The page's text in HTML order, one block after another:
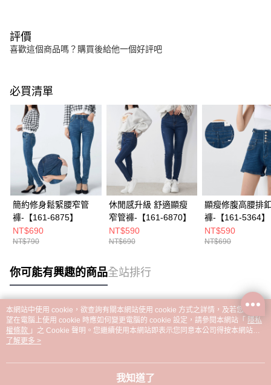
評價
喜歡這個商品嗎？購買後給他一個好評吧
必買清單
簡約修身鬆緊腰窄管
褲-【161-6875】
NT$690
NT$790
休閒感升級 舒適顯瘦
窄管褲-【161-6870】
NT$590
NT$690
顯瘦修腹高腰排
褲-【161-5364】
NT$590
NT$690
你可能有興趣的商品全站排行
熱門標籤
本網站中使用 cookie，欲查詢有關本網站使用 cookie 方式之詳情，及若您不希
望在電腦上使用 cookie 時應如何變更電腦的 cookie 設定，請參閱本網站「 隱私
權條款 」之 Cookie 聲明。您繼續使用本網站即表示您同意本公司得按本網站使
用條款之 Cookie 聲明使用 cookie。
了解更多 >
我知道了